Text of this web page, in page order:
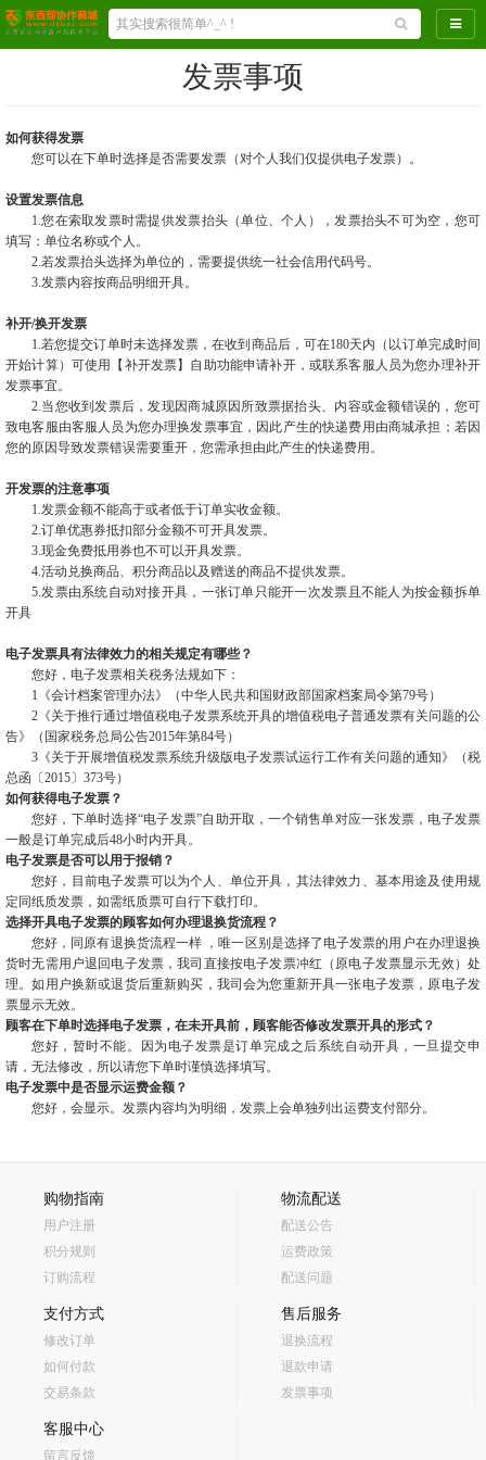
导航
发票事项
如何获得发票
您可以在下单时选择是否需要发票（对个人我们仅提供电子发票）。
设置发票信息
1.您在索取发票时需提供发票抬头（单位、个人），发票抬头不可为空，您可
填写：单位名称或个人。
2.若发票抬头选择为单位的，需要提供统一社会信用代码号。
3.发票内容按商品明细开具。
补开/换开发票
1.若您提交订单时未选择发票，在收到商品后，可在180天内（以订单完成时间
开始计算）可使用【补开发票】自助功能申请补开，或联系客服人员为您办理补开
发票事宜。
2.当您收到发票后，发现因商城原因所致票据抬头、内容或金额错误的，您可
致电客服由客服人员为您办理换发票事宜，因此产生的快递费用由商城承担；若因
您的原因导致发票错误需要重开，您需承担由此产生的快递费用。
开发票的注意事项
1.发票金额不能高于或者低于订单实收金额。
2.订单优惠券抵扣部分金额不可开具发票。
3.现金免费抵用券也不可以开具发票。
4.活动兑换商品、积分商品以及赠送的商品不提供发票。
5.发票由系统自动对接开具，一张订单只能开一次发票且不能人为按金额拆单
开具
电子发票具有法律效力的相关规定有哪些？
您好，电子发票相关税务法规如下：
1《会计档案管理办法》（中华人民共和国财政部国家档案局令第79号）
2《关于推行通过增值税电子发票系统开具的增值税电子普通发票有关问题的公
告》（国家税务总局公告2015年第84号）
3《关于开展增值税发票系统升级版电子发票试运行工作有关问题的通知》（税
总函〔2015〕373号）
如何获得电子发票？
您好，下单时选择“电子发票”自助开取，一个销售单对应一张发票，电子发票
一般是订单完成后48小时内开具。
电子发票是否可以用于报销？
您好，目前电子发票可以为个人、单位开具，其法律效力、基本用途及使用规
定同纸质发票，如需纸质票可自行下载打印。
选择开具电子发票的顾客如何办理退换货流程？
您好，同原有退换货流程一样 ，唯一区别是选择了电子发票的用户在办理退换
货时无需用户退回电子发票，我司直接按电子发票冲红（原电子发票显示无效）处
理。如用户换新或退货后重新购买，我司会为您重新开具一张电子发票，原电子发
票显示无效。
顾客在下单时选择电子发票，在未开具前，顾客能否修改发票开具的形式？
您好，暂时不能。因为电子发票是订单完成之后系统自动开具，一旦提交申
请，无法修改，所以请您下单时谨慎选择填写。
电子发票中是否显示运费金额？
您好，会显示。发票内容均为明细，发票上会单独列出运费支付部分。
购物指南
用户注册
积分规则
订购流程
物流配送
配送公告
运费政策
配送问题
支付方式
修改订单
如何付款
交易条款
售后服务
退换流程
退款申请
发票事项
客服中心
留言反馈